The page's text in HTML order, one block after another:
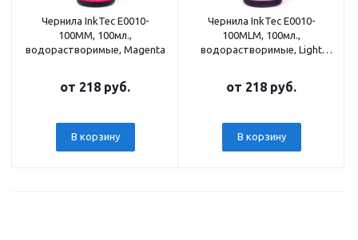
Чернила InkTec E0010-
100MM, 100мл.,
водорастворимые, Magenta
от 218 руб.
В корзину
Чернила InkTec E0010-
100MLM, 100мл.,
водорастворимые, Light
от 218 руб.
В корзину